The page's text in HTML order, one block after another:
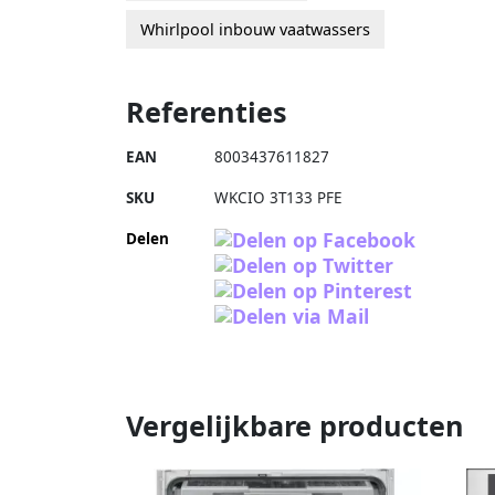
Whirlpool inbouw vaatwassers
Referenties
EAN 8003437611827
SKU WKCIO 3T133 PFE
Delen
Vergelijkbare producten